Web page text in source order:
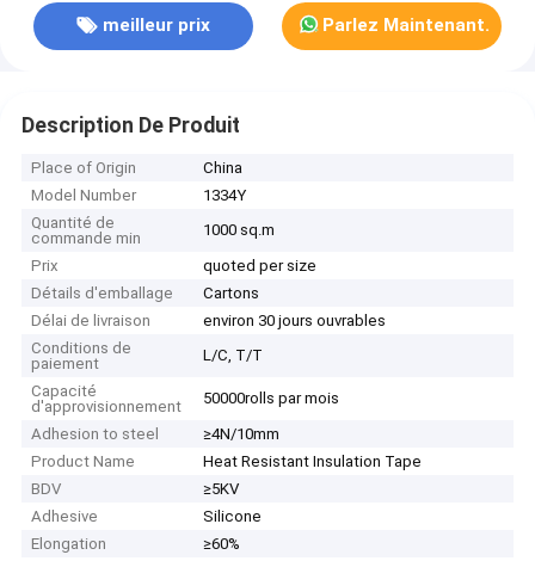
meilleur prix Parlez Maintenant.
Description De Produit
Place of Origin
China
Model Number
1334Y
Quantité de
commande min
1000 sq.m
Prix
quoted per size
Détails d'emballage
Cartons
Délai de livraison
environ 30 jours ouvrables
Conditions de
paiement
L/C, T/T
Capacité
d'approvisionnement
50000rolls par mois
Adhesion to steel
≥4N/10mm
Product Name
Heat Resistant Insulation Tape
BDV
≥5KV
Adhesive
Silicone
Elongation
≥60%